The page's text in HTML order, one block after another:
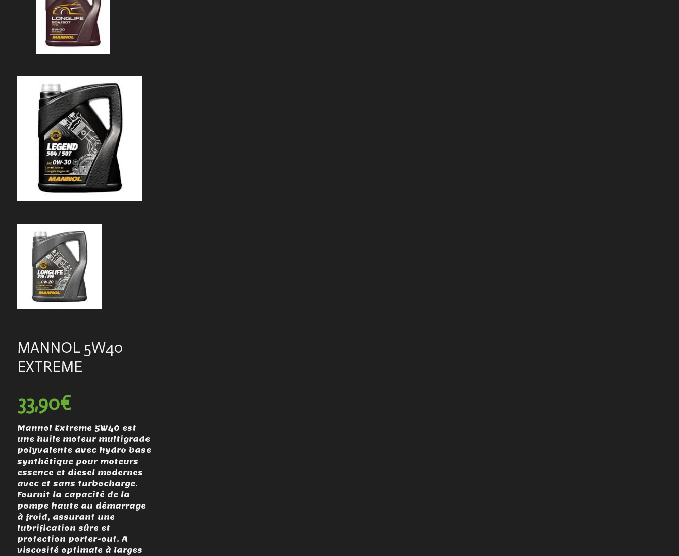
MANNOL 5W40
EXTREME
33,90€
Mannol Extreme 5W40 est
une huile moteur multigrade
polyvalente avec hydro base
synthétique pour moteurs
essence et diesel modernes
avec et sans turbocharge.
Fournit la capacité de la
pompe haute au démarrage
à froid, assurant une
lubrification sûre et
protection porter-out. A
viscosité optimale à larges